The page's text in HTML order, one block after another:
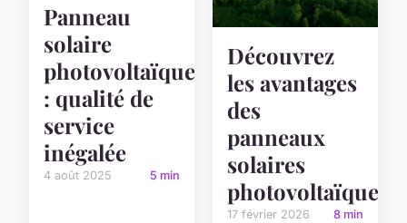
Panneau
solaire
photovoltaïque
: qualité de
service
inégalée
4 août 2025 5 min
Découvrez
les avantages
des
panneaux
solaires
photovoltaïques
17 février 2026 8 min